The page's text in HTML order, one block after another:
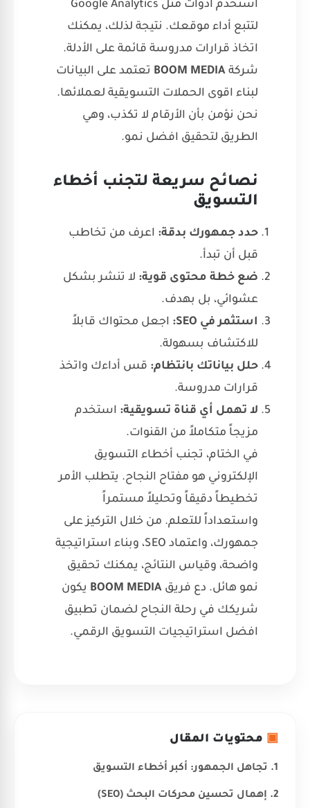
استخدم أدوات مثل Google Analytics
لتتبع أداء موقعك. نتيجة لذلك، يمكنك
اتخاذ قرارات مدروسة قائمة على الأدلة.
شركة BOOM MEDIA تعتمد على البيانات
لبناء اقوى الحملات التسويقية لعملائها.
نحن نؤمن بأن الأرقام لا تكذب، وهي
الطريق لتحقيق افضل نمو.
نصائح سريعة لتجنب أخطاء
التسويق
حدد جمهورك بدقة: اعرف من تخاطب
قبل أن تبدأ.
ضع خطة محتوى قوية: لا تنشر بشكل
عشوائي، بل بهدف.
استثمر في SEO:
اجعل محتواك قابلاً
للاكتشاف بسهولة.
حلل بياناتك بانتظام: قس أداءك واتخذ
قرارات مدروسة.
لا تهمل أي قناة تسويقية: استخدم
مزيجاً متكاملاً من القنوات.
في الختام، تجنب أخطاء التسويق
الإلكتروني هو مفتاح النجاح. يتطلب الأمر
تخطيطاً دقيقاً وتحليلاً مستمراً
واستعداداً للتعلم. من خلال التركيز على
جمهورك، واعتماد SEO، وبناء استراتيجية
واضحة، وقياس النتائج، يمكنك تحقيق
نمو هائل. دع فريق BOOM MEDIA يكون
شريكك في رحلة النجاح لضمان تطبيق
افضل استراتيجيات التسويق الرقمي.
▣ محتويات المقال
1. تجاهل الجمهور: أكبر أخطاء التسويق
2. إهمال تحسين محركات البحث (SEO)